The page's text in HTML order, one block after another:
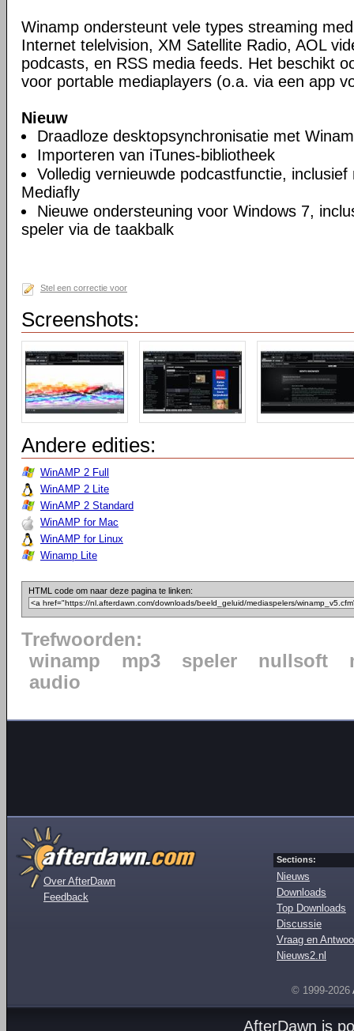
Winamp ondersteunt vele types streaming
Internet telelvision, XM Satellite Radio, AOL
podcasts, en RSS media feeds. Het beschikt
voor portable mediaplayers (o.a. via een app
Nieuw
Draadloze desktopsynchronisatie met
Importeren van iTunes-bibliotheek
Volledig vernieuwde podcastfunctie,
Mediafly
Nieuwe ondersteuning voor Windows 7,
speler via de taakbalk
Stel een correctie voor
Screenshots:
Andere edities:
WinAMP 2 Full
WinAMP 2 Lite
WinAMP 2 Standard
WinAMP for Mac
WinAMP for Linux
Winamp Lite
HTML code om naar deze pagina te linken:
Trefwoorden:
winamp
mp3 speler nullsoft
audio
Over AfterDawn
Feedback
Sections:
Nieuws
Downloads
Top Downloads
Discussie
Vraag en
Nieuws2.nl
© 1999-2026
AfterDawn is